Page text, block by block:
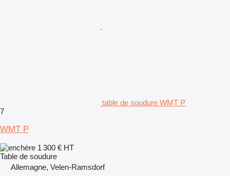
table de soudure WMT P
7
WMT P
1 300 € HT
Table de soudure
Allemagne, Velen-Ramsdorf